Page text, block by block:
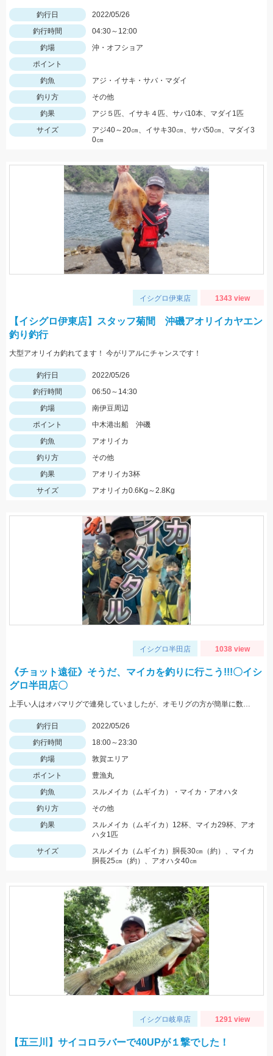
釣行日
2022/05/26
釣行時間
04:30～12:00
釣場
沖・オフショア
ポイント
釣魚
アジ・イサキ・サバ・マダイ
釣り方
その他
釣果
アジ５匹、イサキ４匹、サバ10本、マダイ1匹
サイズ
アジ40～20㎝、イサキ30㎝、サバ50㎝、マダイ3
0㎝
イシグロ伊東店 1343 view
【イシグロ伊東店】スタッフ菊間 沖磯アオリイカヤエン
釣り釣行
大型アオリイカ釣れてます！ 今がリアルにチャンスです！
釣行日
2022/05/26
釣行時間
06:50～14:30
釣場
南伊豆周辺
ポイント
中木港出船 沖磯
釣魚
アオリイカ
釣り方
その他
釣果
アオリイカ3杯
サイズ
アオリイカ0.6Kg～2.8Kg
イシグロ半田店 1038 view
《チョット遠征》そうだ、マイカを釣りに行こう!!!〇イシ
グロ半田店〇
上手い人はオバマリグで連発していましたが、オモリグの方が簡単に数を伸ばすことが出来ました!! オモリグ×スイスイドロッパーが大当たり!!
釣行日
2022/05/26
釣行時間
18:00～23:30
釣場
敦賀エリア
ポイント
豊漁丸
釣魚
スルメイカ（ムギイカ）・マイカ・アオハタ
釣り方
その他
釣果
スルメイカ（ムギイカ）12杯、マイカ29杯、アオ
ハタ1匹
サイズ
スルメイカ（ムギイカ）胴長30㎝（約）、マイカ
胴長25㎝（約）、アオハタ40㎝
イシグロ岐阜店 1291 view
【五三川】サイコロラバーで40UPが１撃でした！